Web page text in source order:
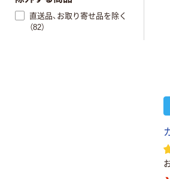
直送品、お取り寄せ品を除く
（82）